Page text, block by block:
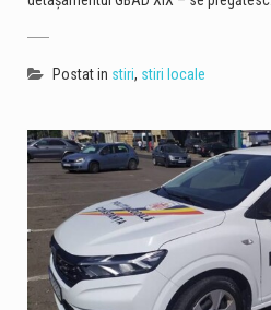
Postat in stiri, stiri locale